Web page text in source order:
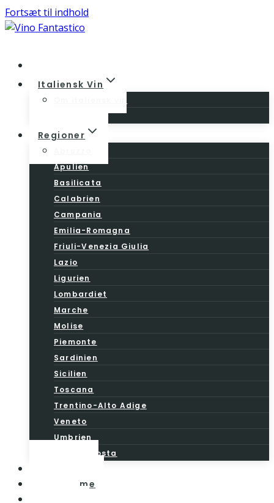
Fortsæt til indhold
Italiensk Vin
Regioner
Apulien
Basilicata
Calabrien
Campania
Emilia-Romagna
Friuli-Venezia Giulia
Lazio
Ligurien
Lombardiet
Marche
Molise
Piemonte
Sardinien
Sicilien
Toscana
Trentino-Alto Adige
Veneto
Umbrien
Valle d’Aosta
Vinturisme